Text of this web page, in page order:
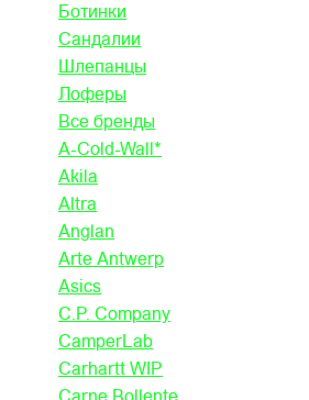
Ботинки
Сандалии
Шлепанцы
Лоферы
Все бренды
A-Cold-Wall*
Akila
Altra
Anglan
Arte Antwerp
Asics
C.P. Company
CamperLab
Carhartt WIP